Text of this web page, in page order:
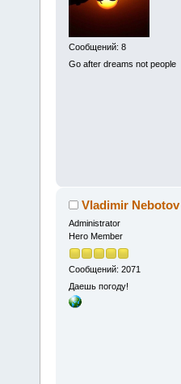
Сообщений: 8
Go after dreams not people
Vladimir Nebotov
Administrator
Hero Member
Сообщений: 2071
Даешь погоду!